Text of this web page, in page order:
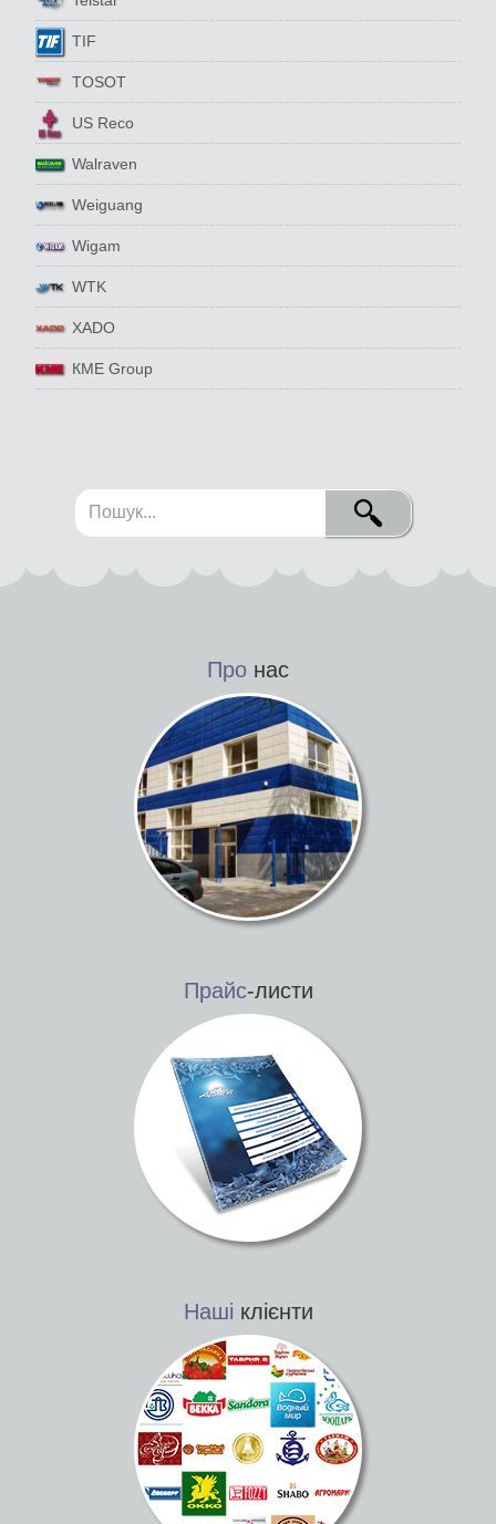
TIF
TOSOT
US Reco
Walraven
Weiguang
Wigam
WTK
XADO
КМЕ Group
Про нас
Прайс-листи
Наші клієнти